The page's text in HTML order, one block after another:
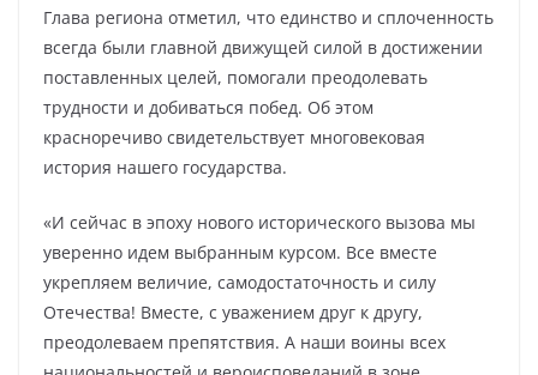
Глава региона отметил, что единство и сплоченность
всегда были главной движущей силой в достижении
поставленных целей, помогали преодолевать
трудности и добиваться побед. Об этом
красноречиво свидетельствует многовековая
история нашего государства.
«И сейчас в эпоху нового исторического вызова мы
уверенно идем выбранным курсом. Все вместе
укрепляем величие, самодостаточность и силу
Отечества! Вместе, с уважением друг к другу,
преодолеваем препятствия. А наши воины всех